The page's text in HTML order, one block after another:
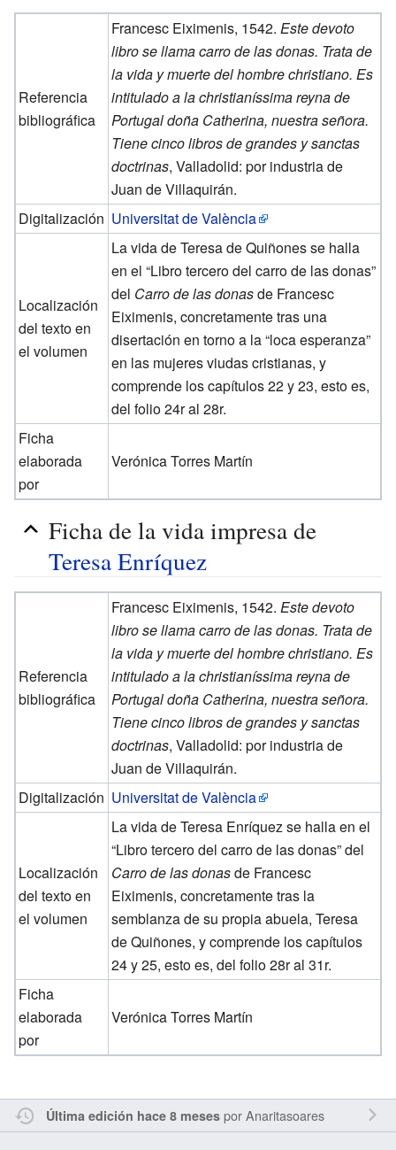
Referencia
bibliográfica
Francesc Eiximenis, 1542.Este devoto
libro se llama carro de las donas. Trata de
la vida y muerte del hombre christiano. Es
intitulado a la christianíssima reyna de
Portugal doña Catherina, nuestra señora.
Tiene cinco libros de grandes y sanctas
doctrinas, Valladolid: por industria de
Juan de Villaquirán.
Digitalización Universitat de València
Localización
del texto en
el volumen
La vida de Teresa de Quiñones se halla
en el “Libro tercero del carro de las donas”
del Carro de las donasde Francesc
Eiximenis, concretamente tras una
disertación en torno a la “loca esperanza”
en las mujeres viudas cristianas, y
comprende los capítulos 22 y 23, esto es,
del folio 24r al 28r.
Ficha
elaborada
por
Verónica Torres Martín
Ficha de la vida impresa de
Teresa Enríquez
Referencia
bibliográfica
Francesc Eiximenis, 1542.Este devoto
libro se llama carro de las donas. Trata de
la vida y muerte del hombre christiano. Es
intitulado a la christianíssima reyna de
Portugal doña Catherina, nuestra señora.
Tiene cinco libros de grandes y sanctas
doctrinas, Valladolid: por industria de
Juan de Villaquirán.
Digitalización Universitat de València
Localización
del texto en
el volumen
La vida de Teresa Enríquez se halla en el
“Libro tercero del carro de las donas” del
Carro de las donasde Francesc
Eiximenis, concretamente tras la
semblanza de su propia abuela, Teresa
de Quiñones, y comprende los capítulos
24 y 25, esto es, del folio 28r al 31r.
Ficha
elaborada
por
Verónica Torres Martín
Última edición hace 8 mesesporAnaritasoares